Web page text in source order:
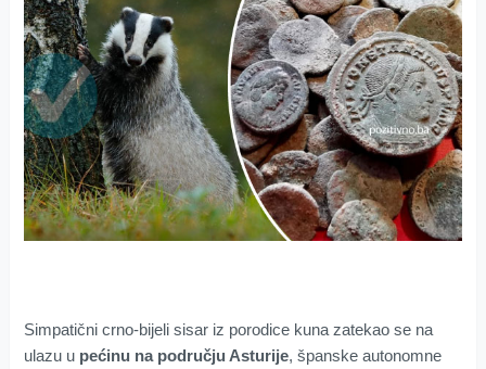
Simpatični crno-bijeli sisar iz porodice kuna zatekao se na
ulazu u pećinu na području Asturije, španske autonomne